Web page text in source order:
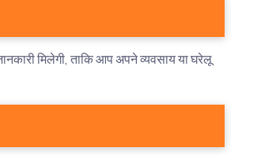
मिलेगी, ताकि आप अपने व्यवसाय या घरेलू